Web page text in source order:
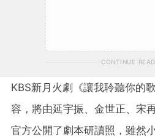
CONTINUE
KBS新月火劇《讓我聆聽你的
容，將由延宇振、金世正、宋
官方公開了劇本研讀照，雖然